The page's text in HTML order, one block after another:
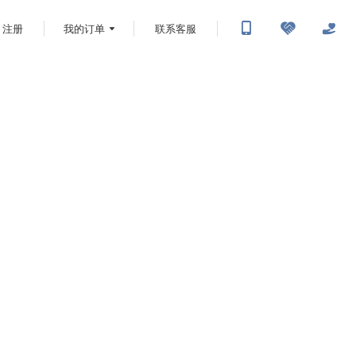
注册 我的订单 联系客服